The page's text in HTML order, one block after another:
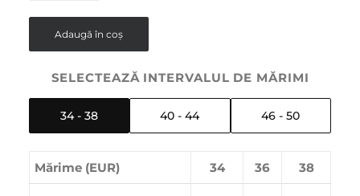
Adaugă în coș
SELECTEAZĂ INTERVALUL DE MĂRIMI
34 - 38 40 - 44 46 - 50
Mărime (EUR) 34 36 38